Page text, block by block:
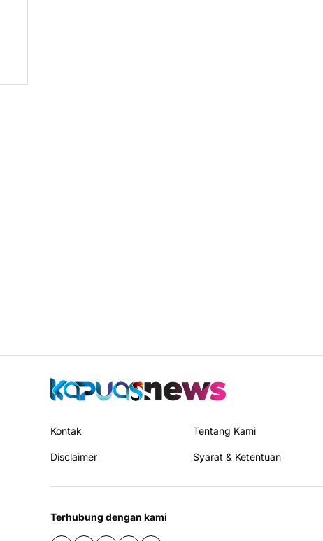
Kontak Tentang Kami
Disclaimer Syarat & Ketentuan
Terhubung dengan kami